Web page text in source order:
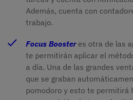
Además, cuenta con
trabajo.
Focus Booster es otra de las
te permitirán aplicar el
a día. Una de las grandes
que se graban
pomodoro y esto te permitirá